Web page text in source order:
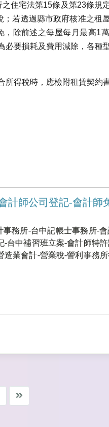
住宅法第15條及第23條規
若透過縣市政府核准之租
除前述之每屋每月最高1
必要損耗及費用減除，各種
所得稅時，應檢附租賃契約
計師公司登記-會計師
務所-台中記帳士事務所-
台中補習班立案-會計師特
業會計-營業稅-謍利事務